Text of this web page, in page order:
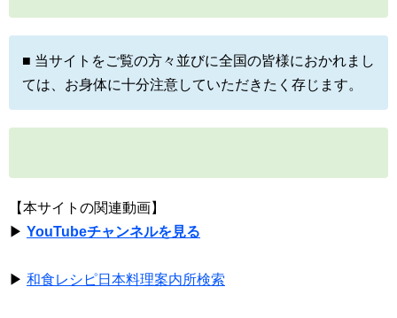
■ 当サイトをご覧の方々並びに全国の皆様におかれまし
ては、お身体に十分注意していただきたく存じます。
【本サイトの関連動画】
▶ YouTubeチャンネルを見る
▶ 和食レシピ日本料理案内所検索